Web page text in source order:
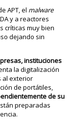
APT, el malware
y a reactores
críticas muy bien
dejando sin
instituciones
la digitalización
al exterior
de portátiles,
de su
preparadas